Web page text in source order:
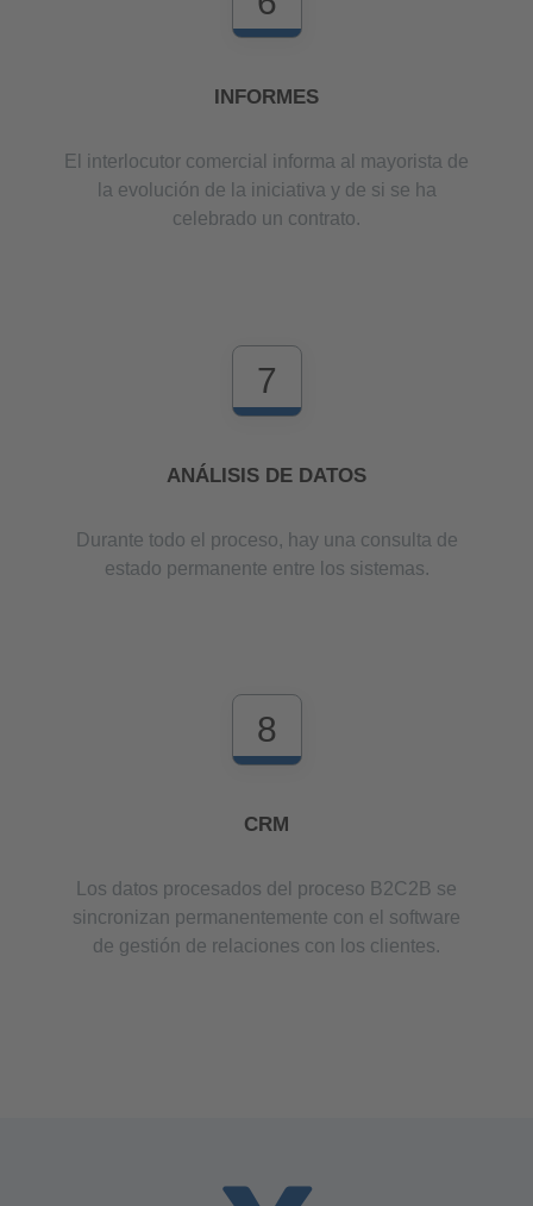
INFORMES
El interlocutor comercial informa al mayorista de
la evolución de la iniciativa y de si se ha
celebrado un contrato.
7
ANÁLISIS DE DATOS
Durante todo el proceso, hay una consulta de
estado permanente entre los sistemas.
8
CRM
Los datos procesados del proceso B2C2B se
sincronizan permanentemente con el software
de gestión de relaciones con los clientes.